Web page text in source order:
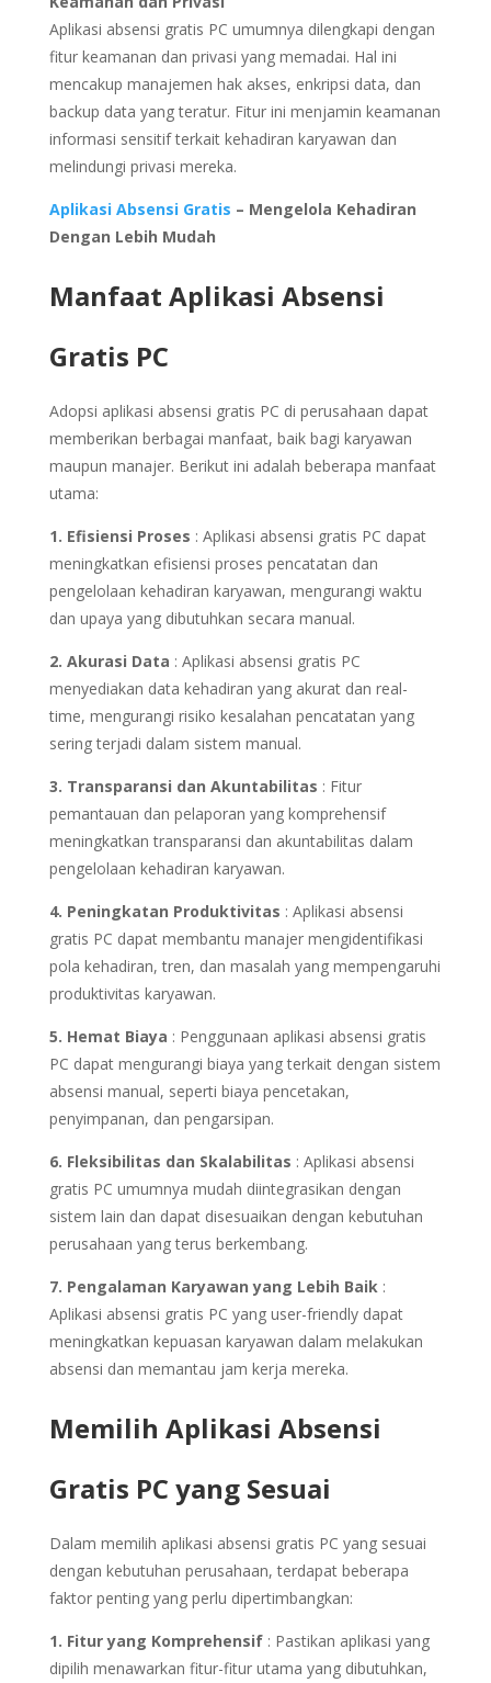
Aplikasi absensi gratis PC umumnya dilengkapi dengan
fitur keamanan dan privasi yang memadai. Hal ini
mencakup manajemen hak akses, enkripsi data, dan
backup data yang teratur. Fitur ini menjamin keamanan
informasi sensitif terkait kehadiran karyawan dan
melindungi privasi mereka.
Aplikasi Absensi Gratis – Mengelola Kehadiran
Dengan Lebih Mudah
Manfaat Aplikasi Absensi
Gratis PC
Adopsi aplikasi absensi gratis PC di perusahaan dapat
memberikan berbagai manfaat, baik bagi karyawan
maupun manajer. Berikut ini adalah beberapa manfaat
utama:
1. Efisiensi Proses : Aplikasi absensi gratis PC dapat
meningkatkan efisiensi proses pencatatan dan
pengelolaan kehadiran karyawan, mengurangi waktu
dan upaya yang dibutuhkan secara manual.
2. Akurasi Data : Aplikasi absensi gratis PC
menyediakan data kehadiran yang akurat dan real-
time, mengurangi risiko kesalahan pencatatan yang
sering terjadi dalam sistem manual.
3. Transparansi dan Akuntabilitas : Fitur
pemantauan dan pelaporan yang komprehensif
meningkatkan transparansi dan akuntabilitas dalam
pengelolaan kehadiran karyawan.
4. Peningkatan Produktivitas : Aplikasi absensi
gratis PC dapat membantu manajer mengidentifikasi
pola kehadiran, tren, dan masalah yang mempengaruhi
produktivitas karyawan.
5. Hemat Biaya : Penggunaan aplikasi absensi gratis
PC dapat mengurangi biaya yang terkait dengan sistem
absensi manual, seperti biaya pencetakan,
penyimpanan, dan pengarsipan.
6. Fleksibilitas dan Skalabilitas : Aplikasi absensi
gratis PC umumnya mudah diintegrasikan dengan
sistem lain dan dapat disesuaikan dengan kebutuhan
perusahaan yang terus berkembang.
7. Pengalaman Karyawan yang Lebih Baik :
Aplikasi absensi gratis PC yang user-friendly dapat
meningkatkan kepuasan karyawan dalam melakukan
absensi dan memantau jam kerja mereka.
Memilih Aplikasi Absensi
Gratis PC yang Sesuai
Dalam memilih aplikasi absensi gratis PC yang sesuai
dengan kebutuhan perusahaan, terdapat beberapa
faktor penting yang perlu dipertimbangkan:
1. Fitur yang Komprehensif: Pastikan aplikasi yang
dipilih menawarkan fitur-fitur utama yang dibutuhkan,